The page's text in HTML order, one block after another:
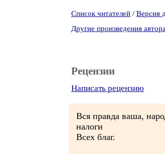
Список читателей / Версия
Другие произведения
Рецензии
Написать рецензию
Вся правда ваша,
налоги
Всех благ.